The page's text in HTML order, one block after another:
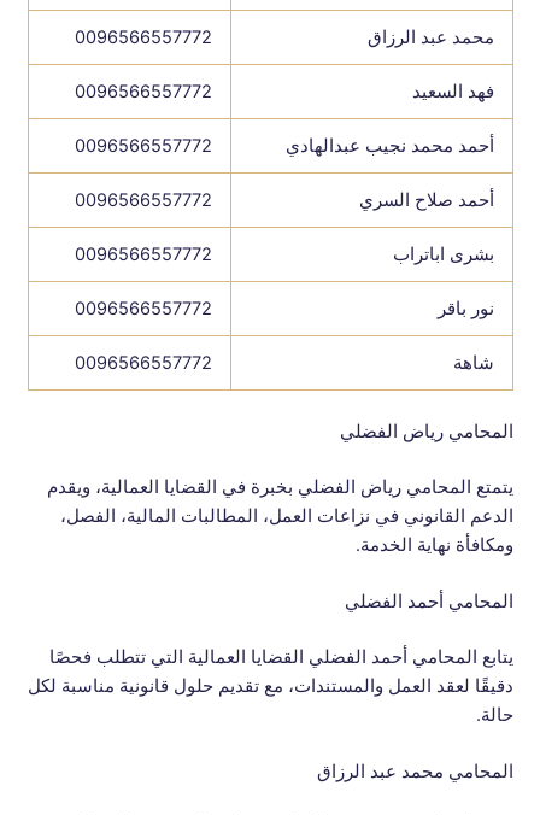
محمد عبد الرزاق 0096566557772
فهد السعيد 0096566557772
أحمد محمد نجيب عبدالهادي 0096566557772
أحمد صلاح السري 0096566557772
بشرى اباتراب 0096566557772
نور باقر 0096566557772
شاهة 0096566557772
المحامي رياض الفضلي
يتمتع المحامي رياض الفضلي بخبرة في القضايا العمالية، ويقدم
الدعم القانوني في نزاعات العمل، المطالبات المالية، الفصل،
ومكافأة نهاية الخدمة.
المحامي أحمد الفضلي
يتابع المحامي أحمد الفضلي القضايا العمالية التي تتطلب فحصًا
دقيقًا لعقد العمل والمستندات، مع تقديم حلول قانونية مناسبة لكل
حالة.
المحامي محمد عبد الرزاق